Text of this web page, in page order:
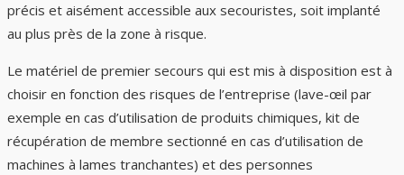
précis et aisément accessible aux secouristes, soit implanté
au plus près de la zone à risque.
Le matériel de premier secours qui est mis à disposition est à
choisir en fonction des risques de l’entreprise (lave-œil par
exemple en cas d’utilisation de produits chimiques, kit de
récupération de membre sectionné en cas d’utilisation de
machines à lames tranchantes) et des personnes